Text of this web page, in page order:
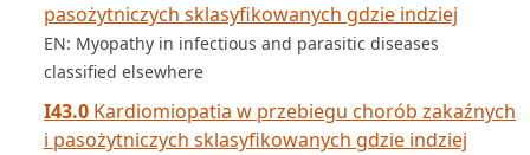
pasożytniczych sklasyfikowanych gdzie indziej
EN: Myopathy in infectious and parasitic diseases
classified elsewhere
I43.0 Kardiomiopatia w przebiegu chorób zakaźnych
i pasożytniczych sklasyfikowanych gdzie indziej